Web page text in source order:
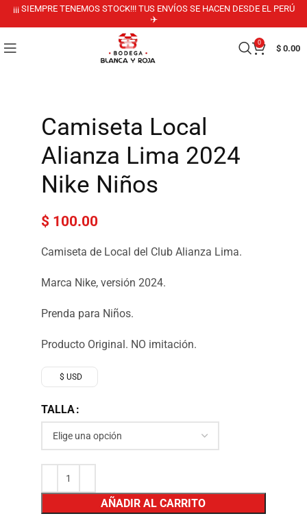
¡¡¡ SIEMPRE TENEMOS STOCK!!! TUS ENVÍOS SE HACEN DESDE EL PERÚ
✈️
0
$ 0.00
Camiseta Local
Alianza Lima 2024
Nike Niños
$ 100.00
Camiseta de Local del Club Alianza Lima.
Marca Nike, versión 2024.
Prenda para Niños.
Producto Original. NO imitación.
$ USD
TALLA
AÑADIR AL CARRITO